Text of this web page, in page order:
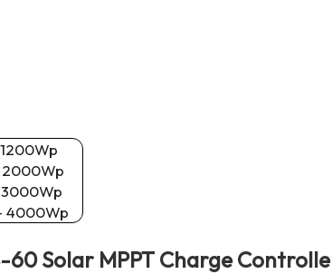
2000Wp
4000Wp
60 Solar MPPT Charge